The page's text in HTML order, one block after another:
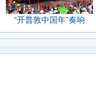
“开普敦中国年”奏响